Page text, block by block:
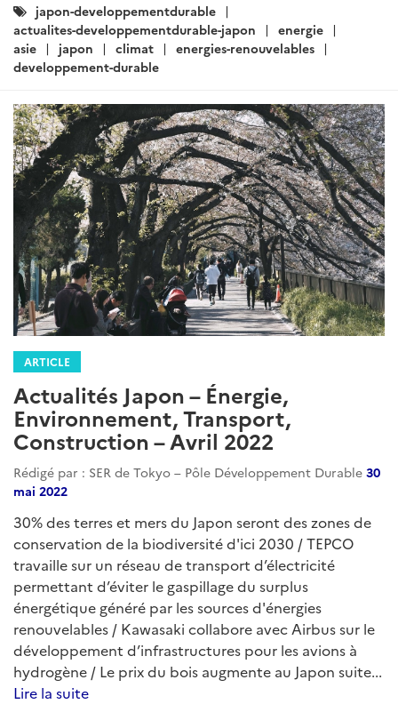
Catégories
:
japon-developpementdurable
actualites-developpementdurable-japon
energie
asie
japon climat
energies-renouvelables
developpement-durable
ARTICLE
Actualités Japon – Énergie,
Environnement, Transport,
Construction – Avril 2022
Rédigé par : SER de Tokyo – Pôle Développement Durable 30
mai 2022
30% des terres et mers du Japon seront des zones de
conservation de la biodiversité d'ici 2030 / TEPCO
travaille sur un réseau de transport d’électricité
permettant d’éviter le gaspillage du surplus
énergétique généré par les sources d'énergies
renouvelables / Kawasaki collabore avec Airbus sur le
développement d’infrastructures pour les avions à
hydrogène / Le prix du bois augmente au Japon suite...
Lire la suite